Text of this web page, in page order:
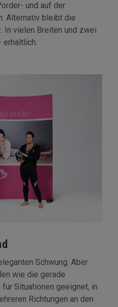
und auf der
Alternativ bleibt die
In vielen Breiten und zwei
erhältlich.
Schwung. Aber
wie die gerade
Situationen geeignet, in
Richtungen an den